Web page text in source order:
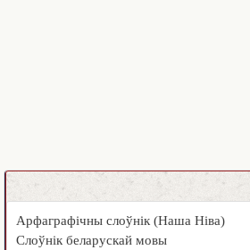
Арфаграфічны слоўнік (Наша Ніва)
Слоўнік беларускай мовы